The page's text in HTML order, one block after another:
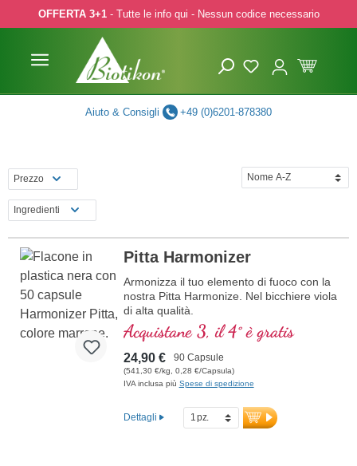
to main content
Skip to search
Skip to main navigation
OFFERTA 3+1- Tutte le info qui - Nessun codice necessario
Aiuto & Consigli +49 (0)6201-878380
Prezzo
Ingredienti
Pitta Harmonizer
Armonizza il tuo elemento di fuoco con la
nostra Pitta Harmonize. Nel bicchiere viola
di alta qualità.
Acquistane 3, il 4° è gratis
24,90 € 90 Capsule
(541,30 €/kg, 0,28 €/Capsula)
IVA inclusa più Spese di spedizione
Dettagli